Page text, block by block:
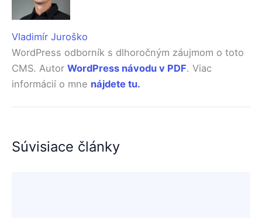
Vladimír Juroško
WordPress odborník s dlhoročným záujmom o toto
CMS. Autor WordPress návodu v PDF. Viac
informácií o mne nájdete tu.
Súvisiace články